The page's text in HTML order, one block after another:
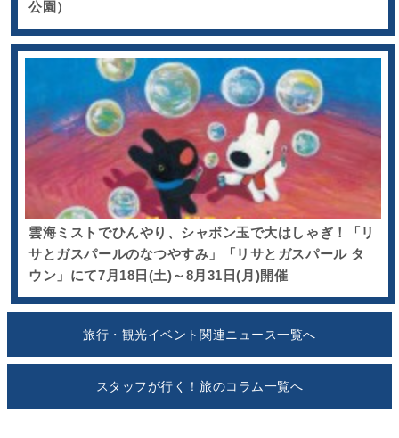
公園）
雲海ミストでひんやり、シャボン玉で大はしゃぎ！「リ
サとガスパールのなつやすみ」「リサとガスパール タ
ウン」にて7月18日(土)～8月31日(月)開催
旅行・観光イベント関連ニュース一覧へ
スタッフが行く！旅のコラム一覧へ